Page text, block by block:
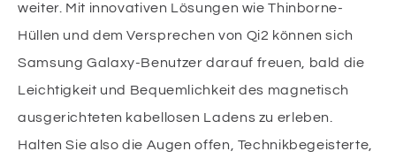
weiter. Mit innovativen Lösungen wie Thinborne-
Hüllen und dem Versprechen von Qi2 können sich
Samsung Galaxy-Benutzer darauf freuen, bald die
Leichtigkeit und Bequemlichkeit des magnetisch
ausgerichteten kabellosen Ladens zu erleben.
Halten Sie also die Augen offen, Technikbegeisterte,